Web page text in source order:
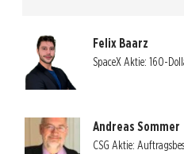
Felix Baarz
SpaceX Aktie: 160-
Andreas Sommer
CSG Aktie: